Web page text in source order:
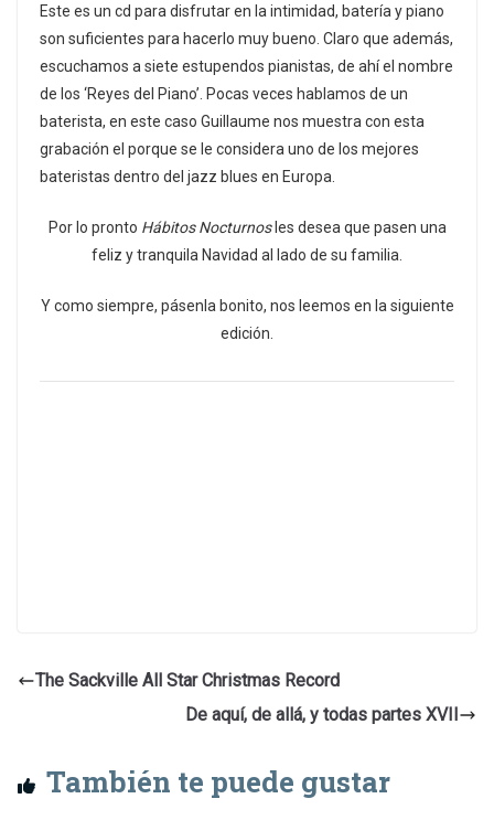
Este es un cd para disfrutar en la intimidad, batería y piano
son suficientes para hacerlo muy bueno. Claro que además,
escuchamos a siete estupendos pianistas, de ahí el nombre
de los ‘Reyes del Piano’. Pocas veces hablamos de un
baterista, en este caso Guillaume nos muestra con esta
grabación el porque se le considera uno de los mejores
bateristas dentro del jazz blues en Europa.
Por lo pronto Hábitos Nocturnosles desea que pasen una
feliz y tranquila Navidad al lado de su familia.
Y como siempre, pásenla bonito, nos leemos en la siguiente
edición.
The Sackville All Star Christmas Record
De aquí, de allá, y todas partes XVII
También te puede gustar